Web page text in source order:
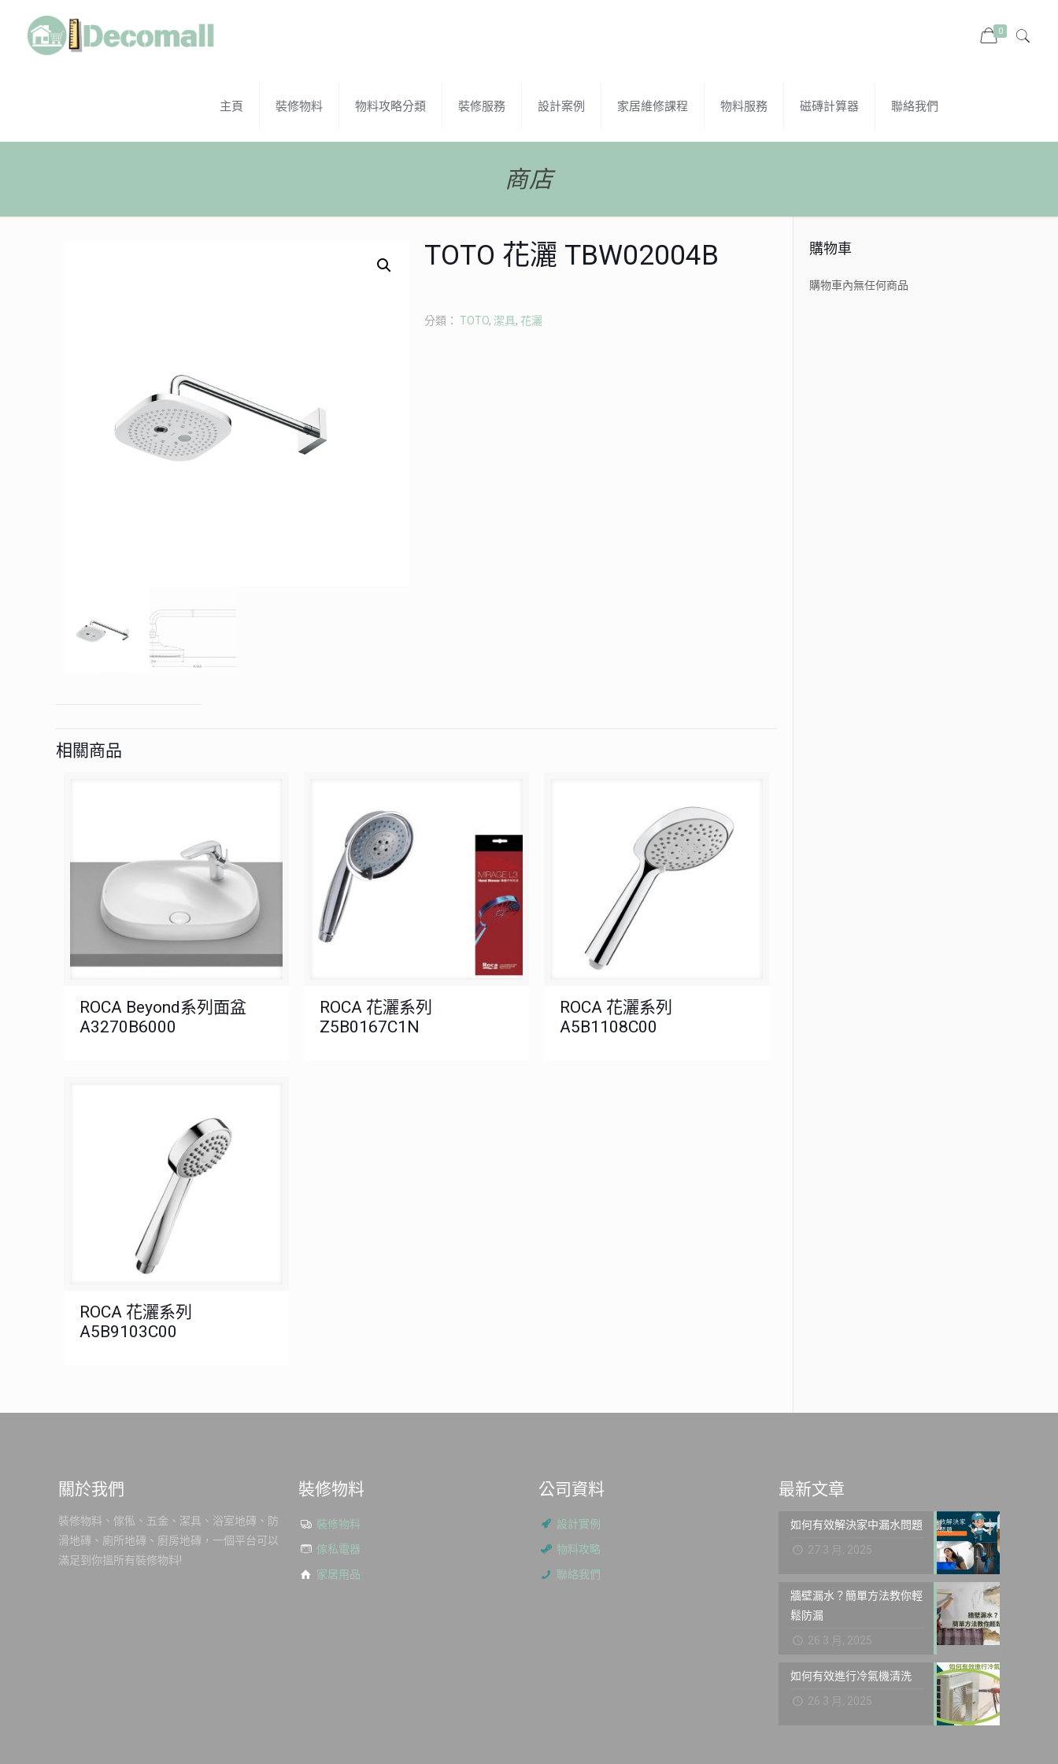
主頁 裝修物料 物料攻略分類 裝修服務 設計案例 家居維修課程 物料服務 磁磚計算器 聯絡我們
0
商店
TOTO 花灑 TBW02004B
分類： TOTO, 潔具, 花灑
相關商品
ROCA Beyond系列面盆
A3270B6000
ROCA 花灑系列
Z5B0167C1N
ROCA 花灑系列
A5B1108C00
ROCA 花灑系列
A5B9103C00
購物車
購物車內無任何商品
關於我們
裝修物料、傢俬、五金、潔具、浴室地磚、防
滑地磚、廁所地磚、廚房地磚，一個平台可以
滿足到你搵所有裝修物料!
裝修物料
裝修物料
傢私電器
家居用品
公司資料
設計實例
物料攻略
聯絡我們
最新文章
如何有效解決家中漏水問題
27 3 月, 2025
牆壁漏水？簡單方法教你輕
鬆防漏
26 3 月, 2025
如何有效進行冷氣機清洗
26 3 月, 2025